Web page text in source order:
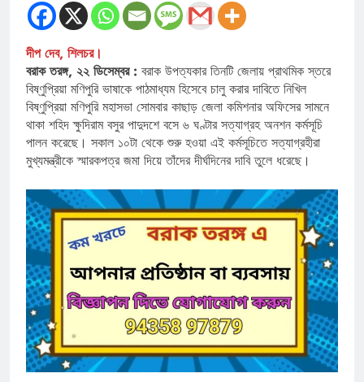
দীপ দেব, শিলচর।
বরাক তরঙ্গ, ২২ ডিসেম্বর : বরাক উপত্যকার তিনটি জেলায় প্রাথমিক স্তরে
বিষ্ণুপ্রিয়া মণিপুরি ভাষাকে পাঠমাধ্যম হিসেবে চালু করার দাবিতে নিখিল
বিষ্ণুপ্রিয়া মণিপুরি মহাসভা সোমবার কাছাড় জেলা কমিশনার অফিসের সামনে
থাকা শহিদ ক্ষুদিরাম বসুর পাদুদশে বসে ৬ ঘণ্টার সত্যাগ্রহ অনশন কর্মসূচি
পালন করেছে। সকাল ১০টা থেকে শুরু হওয়া এই কর্মসূচিতে সত্যাগ্রহীরা
মুখ্যমন্ত্রীকে স্মারকপত্র জমা দিয়ে তাঁদের দীর্ঘদিনের দাবি তুলে ধরেছে।